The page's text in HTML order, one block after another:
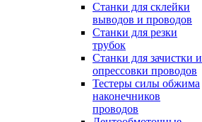
Станки для склейки
выводов и проводов
Станки для резки
трубок
Станки для зачистки и
опрессовки проводов
Тестеры силы обжима
наконечников
проводов